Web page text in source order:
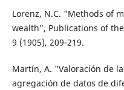
Lorenz, N.C. "Methods of
wealth", Publications of
9 (1905), 209-219.
Martín, A. "Valoración de
agregación de datos de